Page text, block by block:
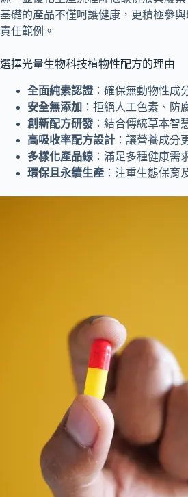
基礎的產品不僅呵護健康，更積極參
責任範例。
選擇光量生物科技植物性配方的理由
全面純素認證 ：確保無動物性成
安全無添加 ：拒絕人工色素、防
創新配方研發 ：結合傳統草本智
高吸收率配方設計 ：讓營養成分
多樣化產品線 ：滿足多種健康需
環保且永續生產 ：注重生態保育